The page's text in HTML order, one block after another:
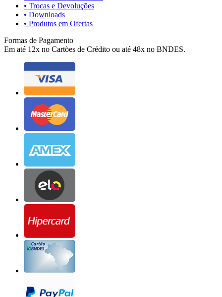
• Trocas e Devoluções
• Downloads
• Produtos em Ofertas
Formas de Pagamento
Em até 12x no Cartões de Crédito ou até 48x no BNDES.